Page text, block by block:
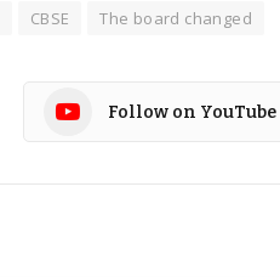
CBSE The board changed
Follow on YouTube